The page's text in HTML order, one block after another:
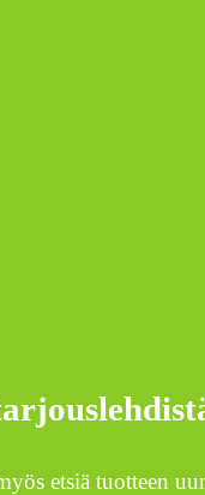
etsiä tuotteen